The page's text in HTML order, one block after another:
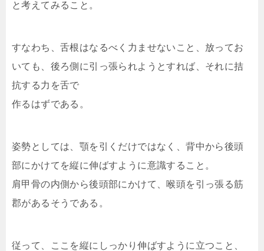
と考えてみること。
すなわち、舌根はなるべく力ませないこと、放ってお
いても、後ろ側に引っ張られようとすれば、それに拮
抗する力を舌で
作るはずである。
姿勢としては、顎を引くだけではなく、背中から後頭
部にかけてを縦に伸ばすように意識すること。
肩甲骨の内側から後頭部にかけて、喉頭を引っ張る筋
郡があるそうである。
従って、ここを縦にしっかり伸ばすように立つこと、